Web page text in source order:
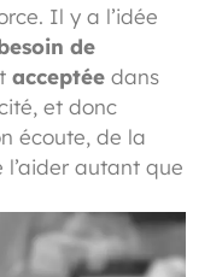
Il y a l’idée
de
acceptée dans
et donc
écoute, de la
l’aider autant que